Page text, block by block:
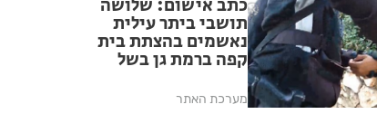
כתב אישום: שלושה
תושבי ביתר עילית
נאשמים בהצתת בית
קפה ברמת גן בשל
מערכת האתר